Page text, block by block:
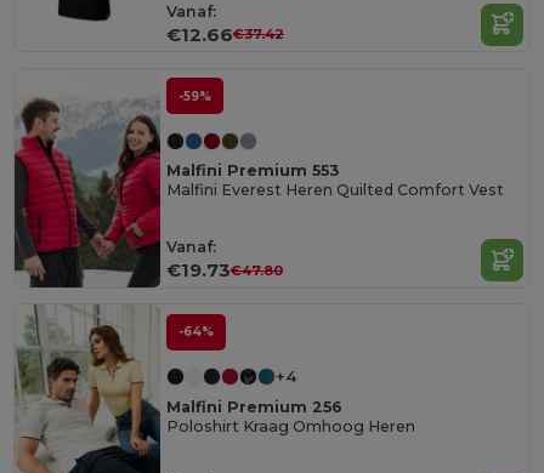
Vanaf:
€12.66€37.42
-59%
Malfini Premium 553
Malfini Everest Heren Quilted Comfort Vest
Vanaf:
€19.73€47.80
-64%
+4
Malfini Premium 256
Poloshirt Kraag Omhoog Heren